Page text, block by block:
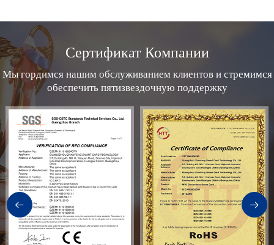
Сертификат Компании
Мы гордимся нашим обслуживанием клиентов и стремимся
обеспечить пятизвездочную поддержку